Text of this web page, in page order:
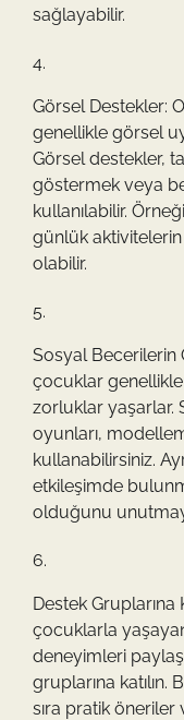
sağlayabilir.
Görsel Destekler:
genellikle görsel
Görsel destekler,
göstermek veya
kullanılabilir.
günlük aktivitelerin
olabilir.
Sosyal Becerilerin
çocuklar
zorluklar yaşarlar.
oyunları,
kullanabilirsiniz.
etkileşimde
olduğunu
Destek
çocuklarla
deneyimleri
gruplarına
sıra pratik öneriler